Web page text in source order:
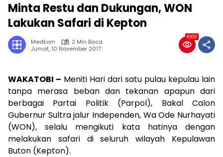
Minta Restu dan Dukungan, WON
Lakukan Safari di Kepton
Medkom
2 Min Baca
Jumat, 10 November 2017
1000
WAKATOBI – Meniti Hari dari satu pulau kepulau lain
tanpa merasa beban dan tekanan apapun dari
berbagai Partai Politik (Parpol), Bakal Calon
Gubernur Sultra jalur Independen, Wa Ode Nurhayati
(WON), selalu mengikuti kata hatinya dengan
melakukan safari di seluruh wilayah Kepulawan
Buton (Kepton).